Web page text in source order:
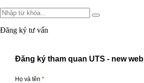
Đăng ký tư vấn
Đăng ký tham quan UTS - new web
Họ và tên *